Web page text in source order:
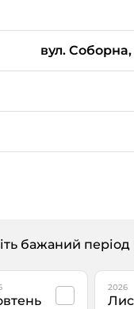
вул.
бажаний
2026